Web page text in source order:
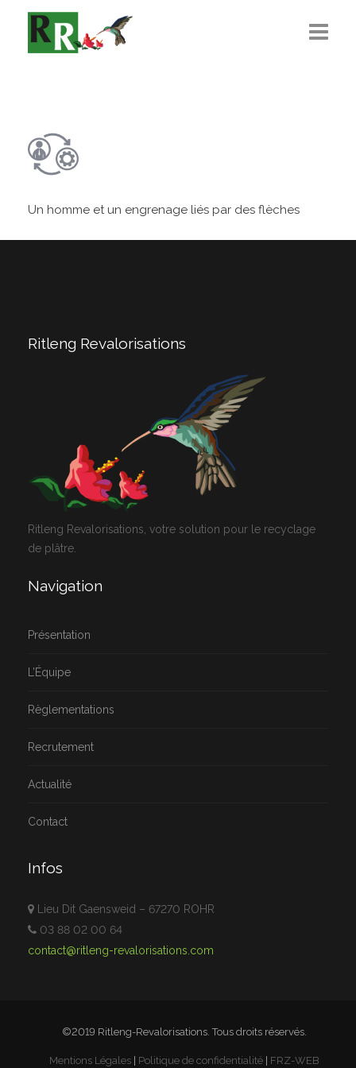
Règlementations
Un homme et un engrenage liés par des flèches
Ritleng Revalorisations
Ritleng Revalorisations, votre solution pour le recyclage
de plâtre.
Navigation
Présentation
L’Équipe
Règlementations
Recrutement
Actualité
Contact
Infos
Lieu Dit Gaensweid – 67270 ROHR
03 88 02 00 64
contact@ritleng-revalorisations.com
©2019 Ritleng-Revalorisations. Tous droits réservés.
Mentions Légales| Politique de confidentialité| FRZ-WEB